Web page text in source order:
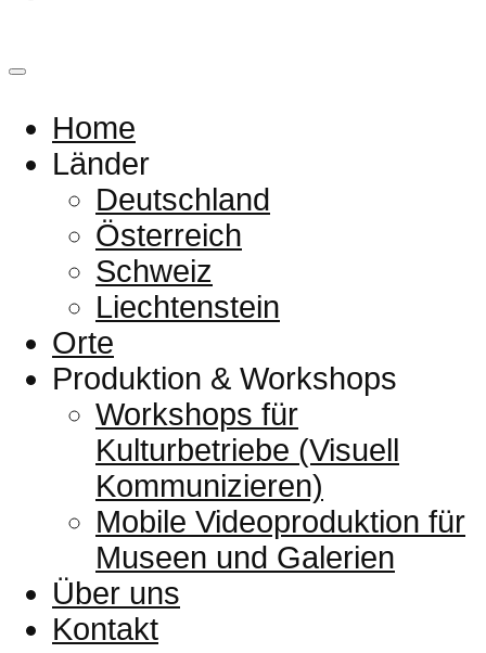
Home
Länder
Deutschland
Österreich
Schweiz
Liechtenstein
Orte
Produktion & Workshops
Workshops für
Kulturbetriebe (Visuell
Kommunizieren)
Mobile Videoproduktion für
Museen und Galerien
Über uns
Kontakt